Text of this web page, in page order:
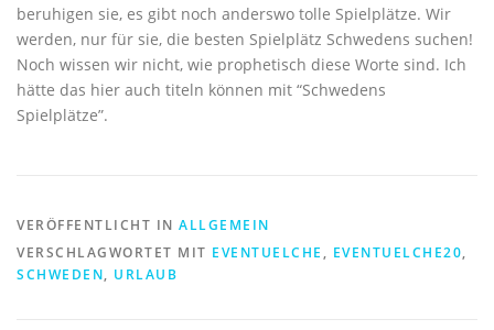
beruhigen sie, es gibt noch anderswo tolle Spielplätze. Wir
werden, nur für sie, die besten Spielplätz Schwedens suchen!
Noch wissen wir nicht, wie prophetisch diese Worte sind. Ich
hätte das hier auch titeln können mit “Schwedens
Spielplätze”.
VERÖFFENTLICHT IN ALLGEMEIN
VERSCHLAGWORTET MIT EVENTUELCHE , EVENTUELCHE20,
SCHWEDEN, URLAUB